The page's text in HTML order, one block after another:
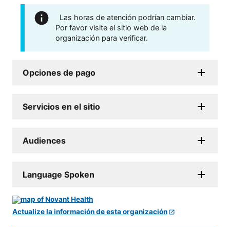
Las horas de atención podrían cambiar.
Por favor visite el sitio web de la
organización para verificar.
Opciones de pago
Servicios en el sitio
Audiences
Language Spoken
Actualize la información de esta organización